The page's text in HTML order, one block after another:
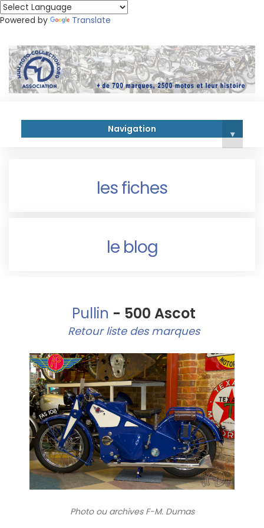
Powered by Translate
Navigation ▾
les fiches
le blog
Pullin - 500 Ascot
Retour liste des marques
Photo ou archivesF-M. Dumas